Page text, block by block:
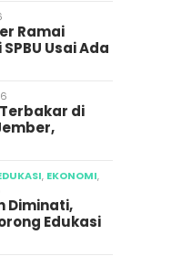
Ramai
Usai Ada
di
, EKONOMI,
Diminati,
Edukasi